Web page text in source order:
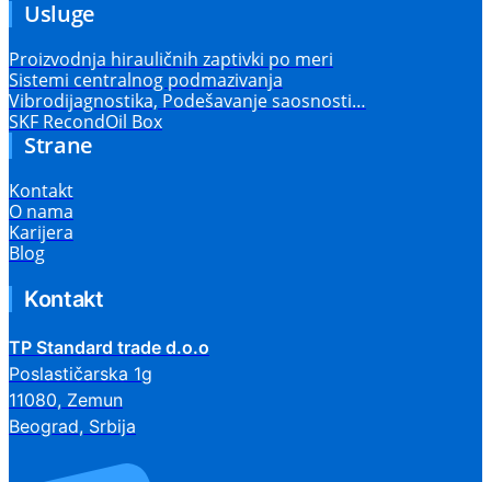
Usluge
Proizvodnja hirauličnih zaptivki po meri
Sistemi centralnog podmazivanja
Vibrodijagnostika, Podešavanje saosnosti…
SKF RecondOil Box
Strane
Kontakt
O nama
Karijera
Blog
Kontakt
TP Standard trade d.o.o
Poslastičarska 1g
11080, Zemun
Beograd, Srbija